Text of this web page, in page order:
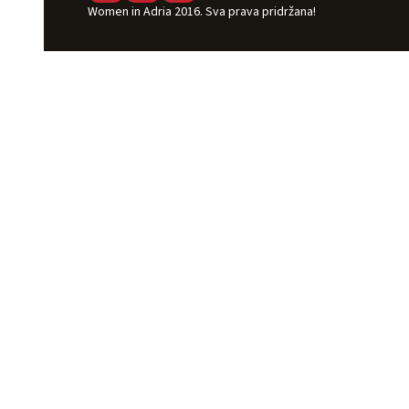
Women in Adria 2016. Sva prava pridržana!